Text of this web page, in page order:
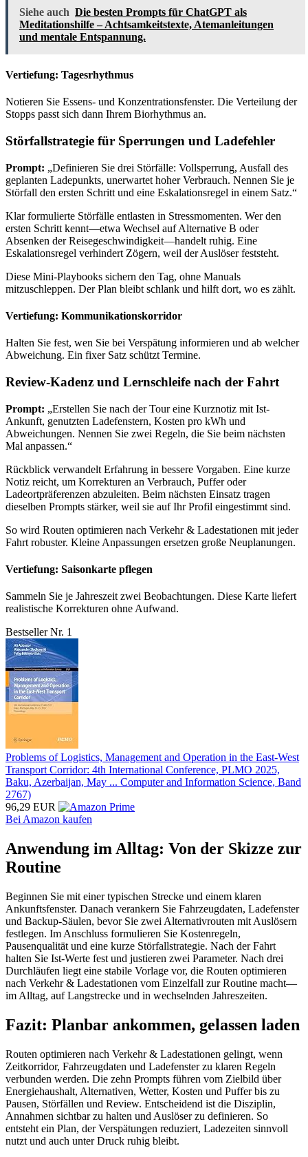
Siehe auch Die besten Prompts für ChatGPT als
Meditationshilfe – Achtsamkeitstexte, Atemanleitungen
und mentale Entspannung.
Vertiefung: Tagesrhythmus
Notieren Sie Essens- und Konzentrationsfenster. Die Verteilung der
Stopps passt sich dann Ihrem Biorhythmus an.
Störfallstrategie für Sperrungen und Ladefehler
Prompt: „Definieren Sie drei Störfälle: Vollsperrung, Ausfall des
geplanten Ladepunkts, unerwartet hoher Verbrauch. Nennen Sie je
Störfall den ersten Schritt und eine Eskalationsregel in einem Satz.“
Klar formulierte Störfälle entlasten in Stressmomenten. Wer den
ersten Schritt kennt—etwa Wechsel auf Alternative B oder
Absenken der Reisegeschwindigkeit—handelt ruhig. Eine
Eskalationsregel verhindert Zögern, weil der Auslöser feststeht.
Diese Mini-Playbooks sichern den Tag, ohne Manuals
mitzuschleppen. Der Plan bleibt schlank und hilft dort, wo es zählt.
Vertiefung: Kommunikationskorridor
Halten Sie fest, wen Sie bei Verspätung informieren und ab welcher
Abweichung. Ein fixer Satz schützt Termine.
Review-Kadenz und Lernschleife nach der Fahrt
Prompt: „Erstellen Sie nach der Tour eine Kurznotiz mit Ist-
Ankunft, genutzten Ladefenstern, Kosten pro kWh und
Abweichungen. Nennen Sie zwei Regeln, die Sie beim nächsten
Mal anpassen.“
Rückblick verwandelt Erfahrung in bessere Vorgaben. Eine kurze
Notiz reicht, um Korrekturen an Verbrauch, Puffer oder
Ladeortpräferenzen abzuleiten. Beim nächsten Einsatz tragen
dieselben Prompts stärker, weil sie auf Ihr Profil eingestimmt sind.
So wird Routen optimieren nach Verkehr & Ladestationen mit jeder
Fahrt robuster. Kleine Anpassungen ersetzen große Neuplanungen.
Vertiefung: Saisonkarte pflegen
Sammeln Sie je Jahreszeit zwei Beobachtungen. Diese Karte liefert
realistische Korrekturen ohne Aufwand.
Bestseller Nr. 1
Problems of Logistics, Management and Operation in the East-West
Transport Corridor: 4th International Conference, PLMO 2025,
Baku, Azerbaijan, May ... Computer and Information Science, Band
2767)
96,29 EUR
Bei Amazon kaufen
Anwendung im Alltag: Von der Skizze zur
Routine
Beginnen Sie mit einer typischen Strecke und einem klaren
Ankunftsfenster. Danach verankern Sie Fahrzeugdaten, Ladefenster
und Backup-Säulen, bevor Sie zwei Alternativrouten mit Auslösern
festlegen. Im Anschluss formulieren Sie Kostenregeln,
Pausenqualität und eine kurze Störfallstrategie. Nach der Fahrt
halten Sie Ist-Werte fest und justieren zwei Parameter. Nach drei
Durchläufen liegt eine stabile Vorlage vor, die Routen optimieren
nach Verkehr & Ladestationen vom Einzelfall zur Routine macht—
im Alltag, auf Langstrecke und in wechselnden Jahreszeiten.
Fazit: Planbar ankommen, gelassen laden
Routen optimieren nach Verkehr & Ladestationen gelingt, wenn
Zeitkorridor, Fahrzeugdaten und Ladefenster zu klaren Regeln
verbunden werden. Die zehn Prompts führen vom Zielbild über
Energiehaushalt, Alternativen, Wetter, Kosten und Puffer bis zu
Pausen, Störfällen und Review. Entscheidend ist die Disziplin,
Annahmen sichtbar zu halten und Auslöser zu definieren. So
entsteht ein Plan, der Verspätungen reduziert, Ladezeiten sinnvoll
nutzt und auch unter Druck ruhig bleibt.